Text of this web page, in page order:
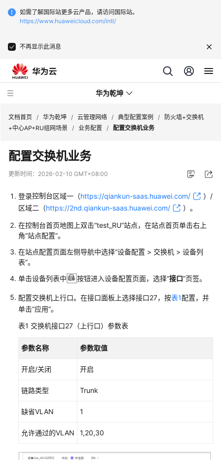
如需了解国际站更多云产品，请访问国际站。
https://www.huaweicloud.com/intl/
不再显示此消息
华为乾坤
安
全
云
务
管
理
网
络
典
配
置
案
AP
网
景
纯
组
文档首页 / 华为乾坤 / 云管理网络 / 典型配置案例 /
防火墙+交换机
+中心AP+RU组网场景 / 业务配置 / 配置交换机业务
配置交换机业务
更新时间： 2026-02-10 GMT+08:00
登录控制台区域一（https://qiankun-saas.huawei.com/
）/
区域二（https://2nd.qiankun-saas.huawei.com/ ） 。
在控制台首页地图上双击“test_RU”站点，在站点首页单击右上
角“站点配置”。
在站点配置页面左侧导航中选择“设备配置 > 交换机 > 设备列
表”。
单击设备列表中
按钮进入设备配置页面，选择“接口”页签。
配置交换机上行口。在接口面板上选择接口27，按表1配置，并
单击“应用”。
表1 交换机接口27（上行口）参数表
参数名称 参数取值
开启/关闭 开启
链路类型 Trunk
缺省VLAN 1
允许通过的VLAN 1,20,30